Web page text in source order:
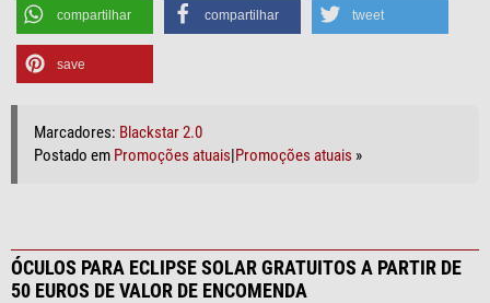
compartilhar compartilhar tweet
save
Marcadores: Blackstar 2.0
Postado em Promoções atuais|Promoções atuais »
ÓCULOS PARA ECLIPSE SOLAR GRATUITOS A PARTIR DE
50 EUROS DE VALOR DE ENCOMENDA